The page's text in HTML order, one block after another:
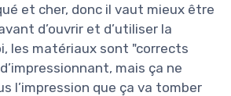
et cher, donc il vaut mieux être
d’ouvrir et d’utiliser la
les matériaux sont "corrects
mais ça ne
l’impression que ça va tomber